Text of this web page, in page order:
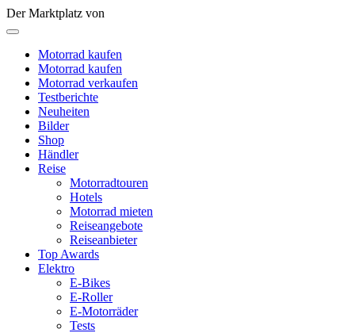
Der Marktplatz von
Motorrad kaufen
Motorrad kaufen
Motorrad verkaufen
Testberichte
Neuheiten
Bilder
Shop
Händler
Reise
Motorradtouren
Hotels
Motorrad mieten
Reiseangebote
Reiseanbieter
Top Awards
Elektro
E-Bikes
E-Roller
E-Motorräder
Tests